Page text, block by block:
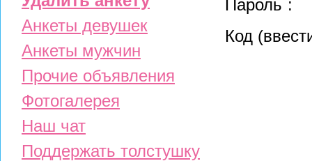
Анкеты девушек
Анкеты мужчин
Прочие объявления
Фотогалерея
Наш чат
Поддержать толстушку
Пароль :
Код